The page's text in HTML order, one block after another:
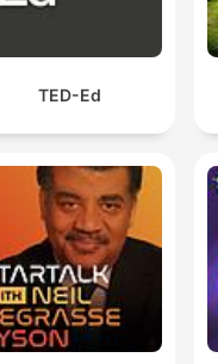
TED-Ed